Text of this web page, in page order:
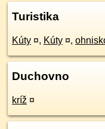
Turistika
Kúty ¤, Kúty ¤,
Duchovno
kríž ¤